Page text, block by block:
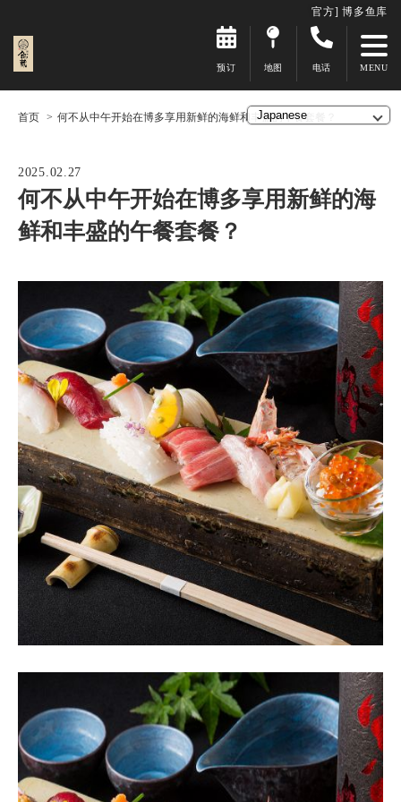
官方] 博多鱼库
预订 地图 电话
首页 何不从中午开始在博多享用新鲜的海鲜和丰盛的午餐套餐？
2025.02.27
何不从中午开始在博多享用新鲜的海
鲜和丰盛的午餐套餐？